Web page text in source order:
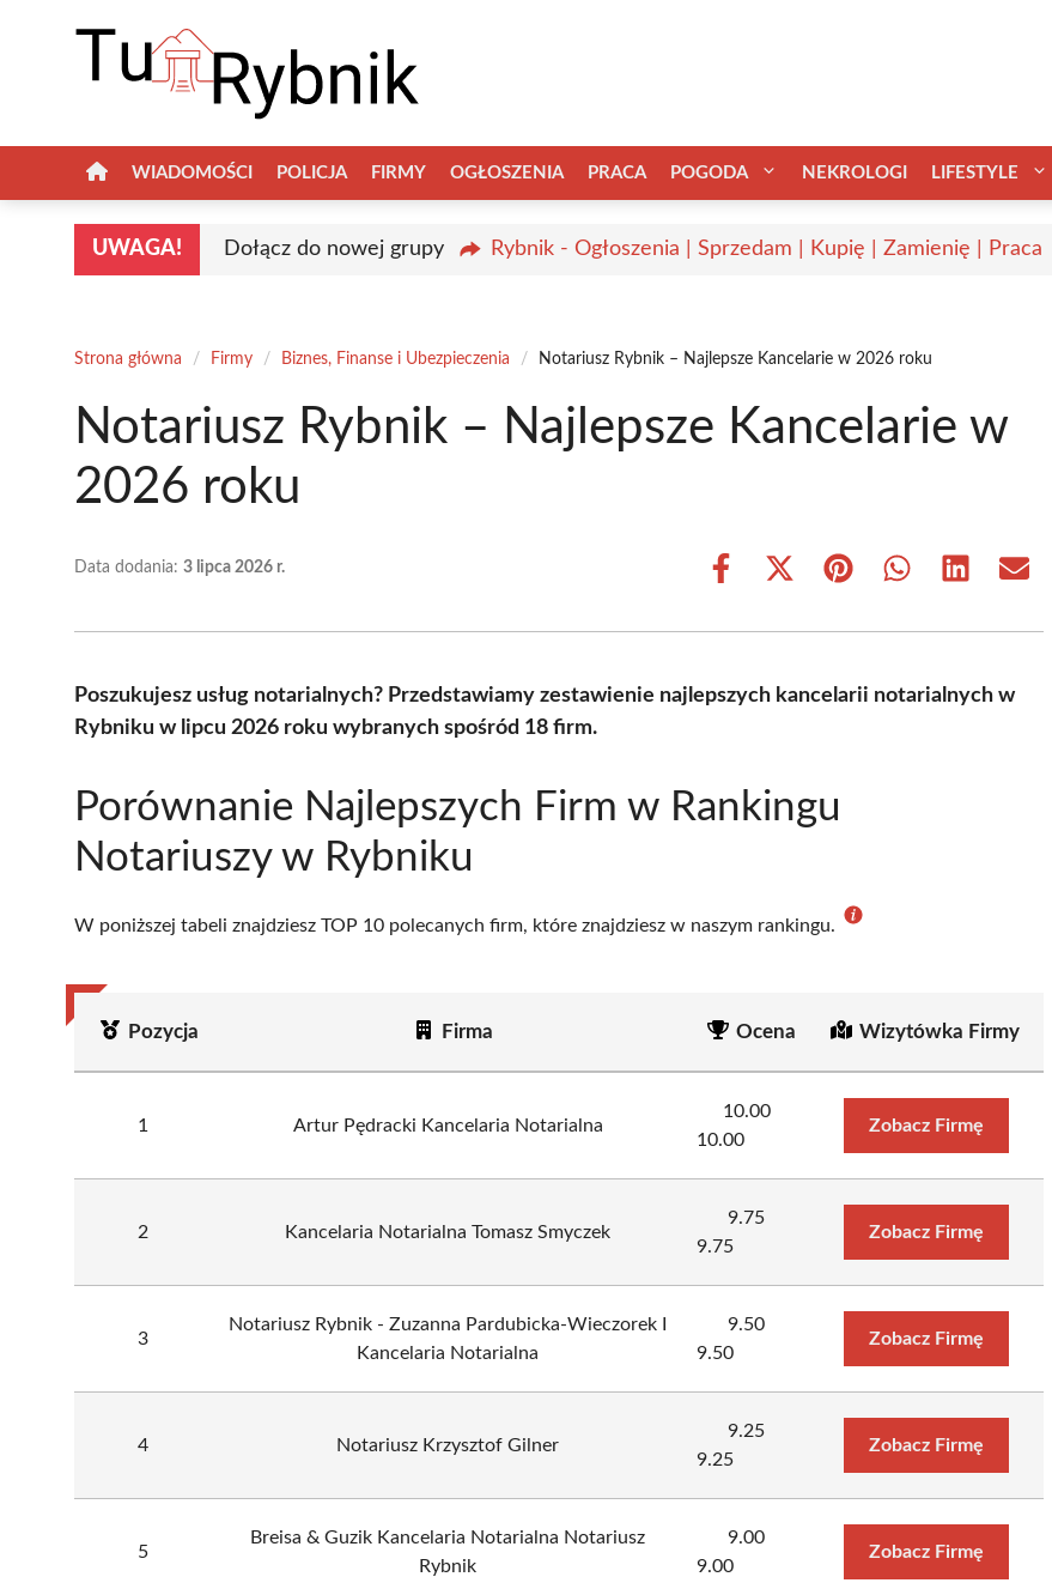
WIADOMOŚCI POLICJA FIRMY OGŁOSZENIA PRACA POGODA NEKROLOGI LIFESTYLE
UWAGA! Dołącz do nowej grupy Rybnik - Ogłoszenia | Sprzedam | Kupię | Zamienię | Praca
Strona główna / Firmy / Biznes, Finanse i Ubezpieczenia / Notariusz Rybnik – Najlepsze Kancelarie w 2026 roku
Notariusz Rybnik – Najlepsze Kancelarie w
2026 roku
Data dodania: 3 lipca 2026 r.
Share
Share
(Twitter)
Share Share Share Share
Poszukujesz usług notarialnych? Przedstawiamy zestawienie najlepszych kancelarii notarialnych w
Rybniku w lipcu 2026 roku wybranych spośród 18 firm.
Porównanie Najlepszych Firm w Rankingu
Notariuszy w Rybniku
W poniższej tabeli znajdziesz TOP 10 polecanych firm, które znajdziesz w naszym rankingu.
Pozycja Firma Ocena Wizytówka Firmy
1 Artur Pędracki Kancelaria Notarialna
10.00
10.00
Zobacz Firmę
2 Kancelaria Notarialna Tomasz Smyczek
9.75
9.75
Zobacz Firmę
3
Notariusz Rybnik - Zuzanna Pardubicka-Wieczorek I
Kancelaria Notarialna
9.50
9.50
Zobacz Firmę
4 Notariusz Krzysztof Gilner
9.25
9.25
Zobacz Firmę
5
Breisa & Guzik Kancelaria Notarialna Notariusz
Rybnik
9.00
9.00
Zobacz Firmę